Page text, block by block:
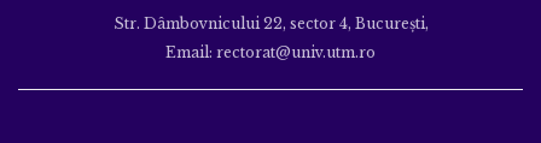
Str. Dâmbovnicului 22, sector 4, București,
Email: rectorat@univ.utm.ro